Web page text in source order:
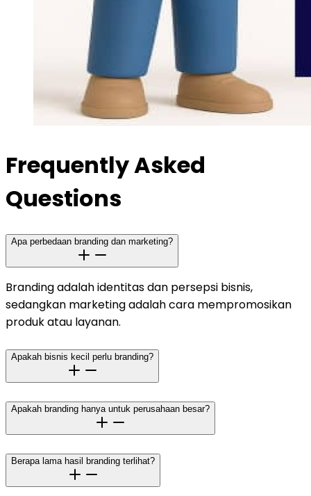
Frequently Asked
Questions
Apa perbedaan branding dan marketing?
Branding adalah identitas dan persepsi bisnis,
sedangkan marketing adalah cara mempromosikan
produk atau layanan.
Apakah bisnis kecil perlu branding?
Apakah branding hanya untuk perusahaan besar?
Berapa lama hasil branding terlihat?